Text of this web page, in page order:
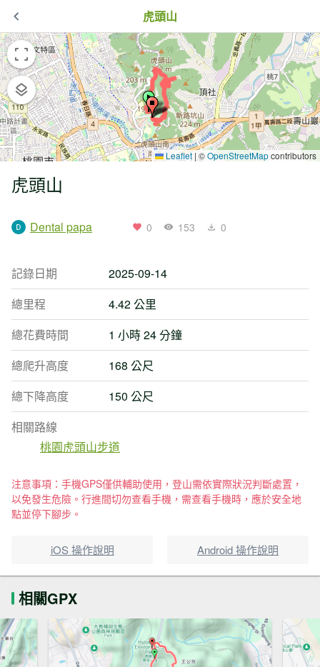
虎頭山
Leaflet | ©OpenStreetMapcontributors
虎頭山
Dental papa 0 153 0
記錄日期
2025-09-14
總里程
4.42 公里
總花費時間
1 小時 24 分鐘
總爬升高度
168 公尺
總下降高度
150 公尺
相關路線
桃園虎頭山步道
注意事項：手機GPS僅供輔助使用，登山需依實際狀況判斷處置，
以免發生危險。行進間切勿查看手機，需查看手機時，應於安全地
點並停下腳步。
iOS 操作說明 Android 操作說明
相關GPX